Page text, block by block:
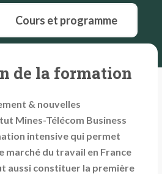
Cours et programme
de la formation
& nouvelles
Mines-Télécom Business
intensive qui permet
marché du travail en France
aussi constituer la première